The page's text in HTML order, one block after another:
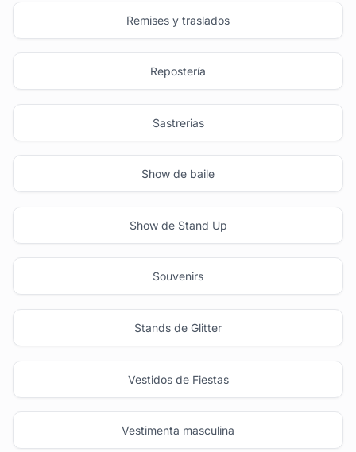
Remises y traslados
Repostería
Sastrerias
Show de baile
Show de Stand Up
Souvenirs
Stands de Glitter
Vestidos de Fiestas
Vestimenta masculina